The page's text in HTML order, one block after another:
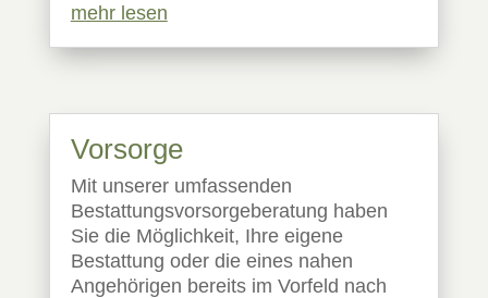
mehr lesen
Vorsorge
Mit unserer umfassenden
Bestattungsvorsorgeberatung haben
Sie die Möglichkeit, Ihre eigene
Bestattung oder die eines nahen
Angehörigen bereits im Vorfeld nach